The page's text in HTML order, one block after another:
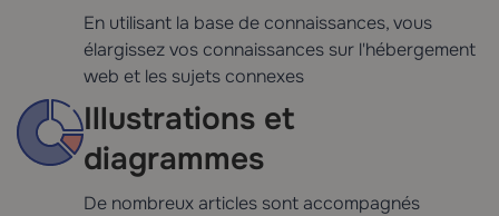
En utilisant la base de connaissances, vous
élargissez vos connaissances sur l'hébergement
web et les sujets connexes
Illustrations et
diagrammes
De nombreux articles sont accompagnés